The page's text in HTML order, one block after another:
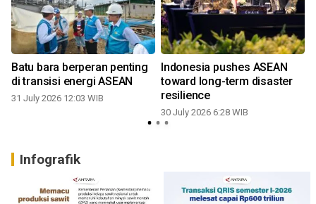
Batu bara berperan penting
di transisi energi ASEAN
31 July 2026 12:03 WIB
Indonesia pushes ASEAN
toward long-term disaster
resilience
30 July 2026 6:28 WIB
Infografik